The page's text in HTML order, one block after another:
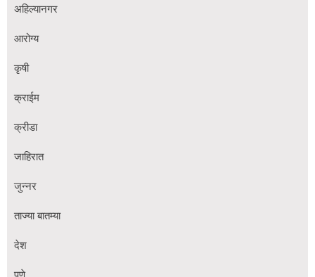
अहिल्यानगर
आरोग्य
कृषी
क्राईम
क्रीडा
जाहिरात
जुन्नर
ताज्या बातम्या
देश